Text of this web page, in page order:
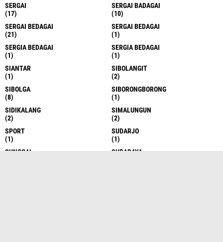
SERGAI
(17)
SERGAI BADAGAI
(10)
SERGAI BEDAGAI
(21)
SERGAI BEDAGAI
(1)
SERGIA BEDAGAI
(1)
SERGIA BEDAGAI
(1)
SIANTAR
(1)
SIBOLANGIT
(2)
SIBOLGA
(8)
SIBORONGBORONG
(1)
SIDIKALANG
(2)
SIMALUNGUN
(2)
SPORT
(1)
SUDARJO
(1)
SUNGGAL
SURABAYA